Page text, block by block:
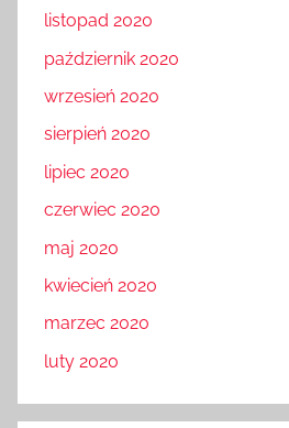
listopad 2020
październik 2020
wrzesień 2020
sierpień 2020
lipiec 2020
czerwiec 2020
maj 2020
kwiecień 2020
marzec 2020
luty 2020